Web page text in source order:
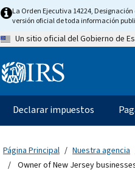
La Orden Ejecutiva 14224,
versión oficial de toda información
Un sitio oficial del Gobierno de
Information
Navegación
principal
Declarar impuestos
Página Principal Nuestra agencia
Owner of New Jersey